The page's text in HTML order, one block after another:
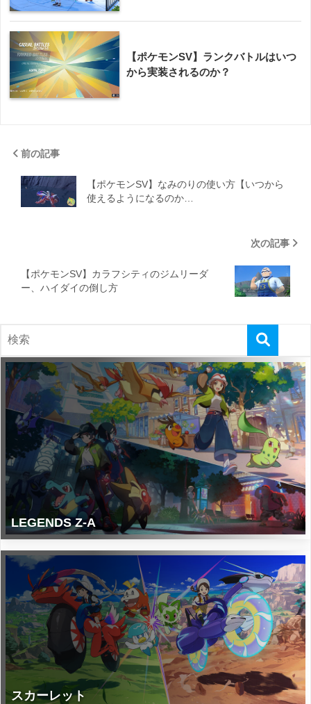
【ポケモンSV】ランクバトルはいつ
から実装されるのか？
前の記事
【ポケモンSV】なみのりの使い方【いつから
使えるようになるのか…
次の記事
【ポケモンSV】カラフシティのジムリーダ
ー、ハイダイの倒し方
LEGENDS Z-A
スカーレット